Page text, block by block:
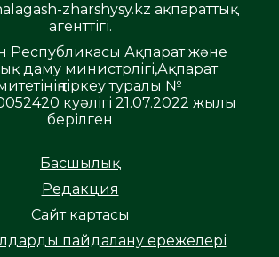
zharshysy.kz ақпараттық
агенттігі.
Республикасы Ақпарат және
даму министрлігі,Ақпарат
тіркеу туралы №
куәлігі 21.07.2022 жылы
берілген
Басшылық
Редакция
Сайт картасы
пайдалану ережелері